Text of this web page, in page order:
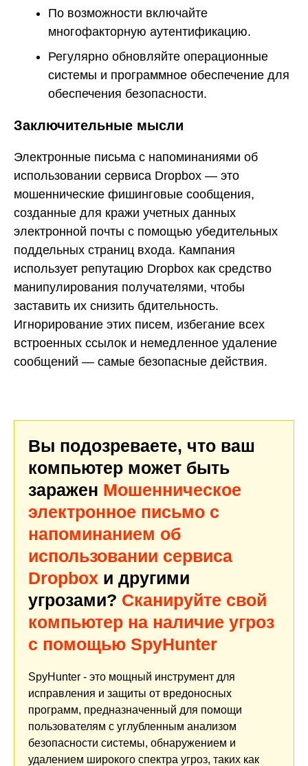
По возможности включайте
многофакторную аутентификацию.
Регулярно обновляйте операционные
системы и программное обеспечение для
обеспечения безопасности.
Заключительные мысли
Электронные письма с напоминаниями об
использовании сервиса Dropbox — это
мошеннические фишинговые сообщения,
созданные для кражи учетных данных
электронной почты с помощью убедительных
поддельных страниц входа. Кампания
использует репутацию Dropbox как средство
манипулирования получателями, чтобы
заставить их снизить бдительность.
Игнорирование этих писем, избегание всех
встроенных ссылок и немедленное удаление
сообщений — самые безопасные действия.
Вы подозреваете, что ваш
компьютер может быть
заражен Мошенническое
электронное письмо с
напоминанием об
использовании сервиса
Dropbox и другими
угрозами? Сканируйте свой
компьютер на наличие угроз
с помощью SpyHunter
SpyHunter - это мощный инструмент для
исправления и защиты от вредоносных
программ, предназначенный для помощи
пользователям с углубленным анализом
безопасности системы, обнаружением и
удалением широкого спектра угроз, таких как